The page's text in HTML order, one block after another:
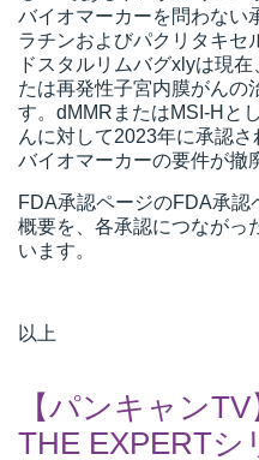
バイオマーカーを問わない
ラチンおよびパクリタキセ
ドスタルリムバグxlyは現
たは再発性子宮内膜がんの
す。dMMRまたはMSI-Hと
んに対して2023年に承認
バイオマーカーの要件が撤
FDA承認ページのFDA承認
概要を、各承認につながっ
います。
以上
【パンキャン
THE EXPERTシ